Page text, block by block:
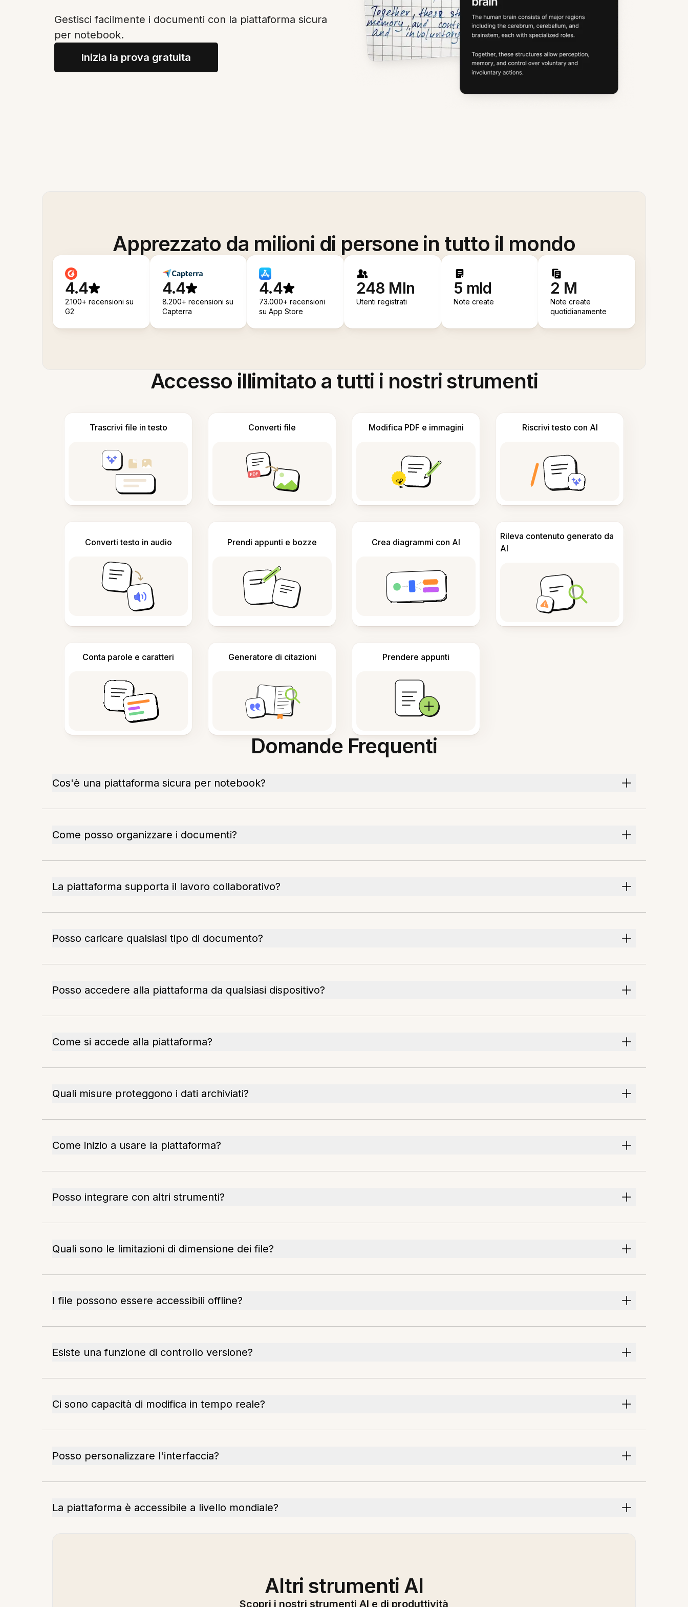
Gestisci facilmente i documenti con la piattaforma sicura
per notebook.
Inizia la prova gratuita
Apprezzato da milioni di persone in tutto il mondo
4.4
2.100+ recensioni su
G2
4.4
8.200+ recensioni su
Capterra
4.4
73.000+ recensioni
su App Store
248 Mln
Utenti registrati
5 mld
Note create
2 M
Note create
quotidianamente
Accesso illimitato a tutti i nostri strumenti
Trascrivi file in testo Converti file Modifica PDF e immagini Riscrivi testo con AI
Converti testo in audio Prendi appunti e bozze Crea diagrammi con AI
Rileva contenuto generato da
AI
Conta parole e caratteri Generatore di citazioni Prendere appunti
Domande Frequenti
Cos'è una piattaforma sicura per notebook?
Come posso organizzare i documenti?
La piattaforma supporta il lavoro collaborativo?
Posso caricare qualsiasi tipo di documento?
Posso accedere alla piattaforma da qualsiasi dispositivo?
Come si accede alla piattaforma?
Quali misure proteggono i dati archiviati?
Come inizio a usare la piattaforma?
Posso integrare con altri strumenti?
Quali sono le limitazioni di dimensione dei file?
I file possono essere accessibili offline?
Esiste una funzione di controllo versione?
Ci sono capacità di modifica in tempo reale?
Posso personalizzare l'interfaccia?
La piattaforma è accessibile a livello mondiale?
Altri strumenti AI
Scopri i nostri strumenti AI e di produttività